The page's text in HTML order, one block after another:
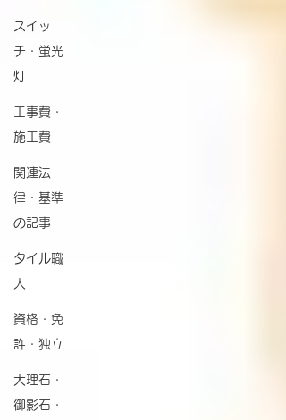
スイッ
チ・蛍光
灯
工事費・
施工費
関連法
律・基準
の記事
タイル職
人
資格・免
許・独立
大理石・
御影石・